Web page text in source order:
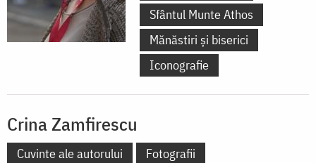
Sfântul Munte Athos
Mănăstiri și biserici
Iconografie
Crina Zamfirescu
Cuvinte ale autorului
Fotografii